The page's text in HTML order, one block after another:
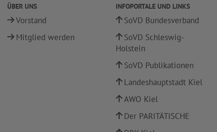
ÜBER UNS
Vorstand
Mitglied werden
INFOPORTALE UND LINKS
SoVD Bundesverband
SoVD Schleswig-
Holstein
SoVD Publikationen
Landeshauptstadt Kiel
AWO Kiel
Der PARITÄTISCHE